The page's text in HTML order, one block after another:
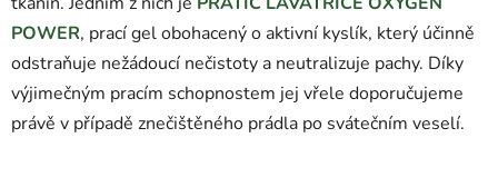
POWER, prací gel obohacený o aktivní kyslík, který účinně
odstraňuje nežádoucí nečistoty a neutralizuje pachy. Díky
výjimečným pracím schopnostem jej vřele doporučujeme
právě v případě znečištěného prádla po svátečním veselí.